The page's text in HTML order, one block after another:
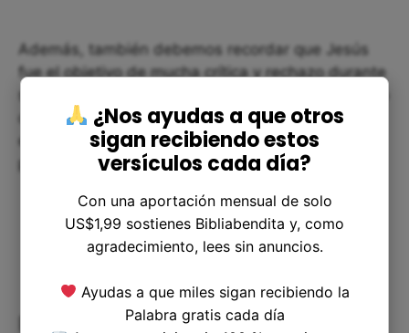
Además, también debemos recordar que Jesús
fue el objetivo de mucha crítica y rechazo durante
su vida, incluso de aquellos que supuestamente lo
conocían y seguían. Debemos estar dispuestos a
enfrentar nuestras propias críticas y rechazos sin
perder la fe.
Reflexión final
¿Nos ayudas a que otros
sigan recibiendo estos
versículos cada día?
Con una aportación mensual de solo
US$1,99 sostienes Bibliabendita y, como
agradecimiento, lees sin anuncios.
Ayudas a que miles sigan recibiendo la
Palabra gratis cada día